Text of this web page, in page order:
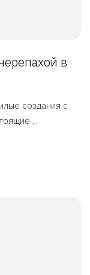
в
создания с
...